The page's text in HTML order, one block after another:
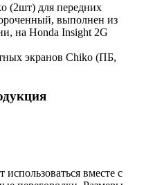
(2шт) для передних
выполнен из
на Honda Insight 2G
экранов Chiko (ПБ,
вместе с